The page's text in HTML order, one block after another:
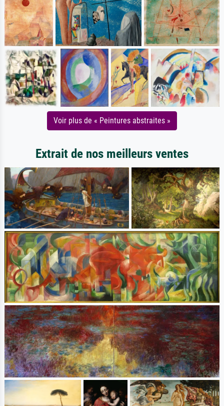
Voir plus de « Peintures abstraites »
Extrait de nos meilleurs ventes